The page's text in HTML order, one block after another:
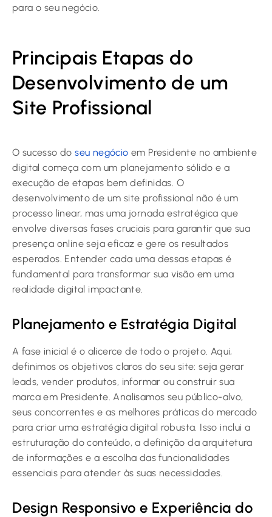
para o seu negócio.
Principais Etapas do
Desenvolvimento de um
Site Profissional
O sucesso doseu negócio em Presidente no ambiente
digital começa com um planejamento sólido e a
execução de etapas bem definidas. O
desenvolvimento de um site profissional não é um
processo linear, mas uma jornada estratégica que
envolve diversas fases cruciais para garantir que sua
presença online seja eficaz e gere os resultados
esperados. Entender cada uma dessas etapas é
fundamental para transformar sua visão em uma
realidade digital impactante.
Planejamento e Estratégia Digital
A fase inicial é o alicerce de todo o projeto. Aqui,
definimos os objetivos claros do seu site: seja gerar
leads, vender produtos, informar ou construir sua
marca em Presidente. Analisamos seu público-alvo,
seus concorrentes e as melhores práticas do mercado
para criar uma estratégia digital robusta. Isso inclui a
estruturação do conteúdo, a definição da arquitetura
de informações e a escolha das funcionalidades
essenciais para atender às suas necessidades.
Design Responsivo e Experiência do